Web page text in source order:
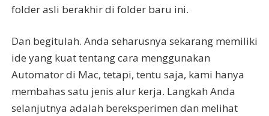
folder asli berakhir di folder baru ini.
Dan begitulah. Anda seharusnya sekarang memiliki
ide yang kuat tentang cara menggunakan
Automator di Mac, tetapi, tentu saja, kami hanya
membahas satu jenis alur kerja. Langkah Anda
selanjutnya adalah bereksperimen dan melihat